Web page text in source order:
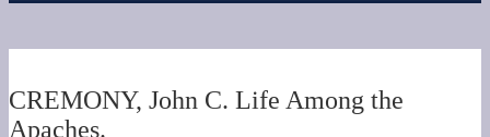
CREMONY, John C. Life Among the
Apaches.